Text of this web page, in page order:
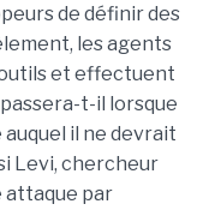
de définir des
les agents
et effectuent
t-il lorsque
auquel il ne devrait
Levi, chercheur
attaque par